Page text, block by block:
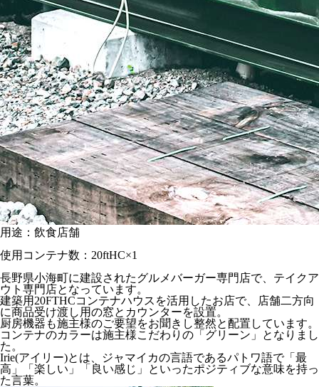
用途：飲食店舗
使用コンテナ数：20ftHC×1
長野県小海町に建設されたグルメバーガー専門店で、テイクア
ウト専門店となっています。
建築用20FTHCコンテナハウスを活用したお店で、店舗二方向
に商品受け渡し用の窓とカウンターを設置。
厨房機器も施主様のご要望をお聞きし整然と配置しています。
コンテナのカラーは施主様こだわりの「グリーン」となりまし
た。
Irie(アイリー)とは、ジャマイカの言語であるパトワ語で「最
高」「楽しい」「良い感じ」といったポジティブな意味を持っ
た言葉。